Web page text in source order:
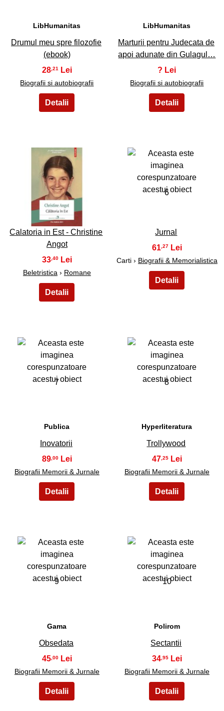
LibHumanitas
Drumul meu spre filozofie
(ebook)
28,21
Biografii si autobiografii
LibHumanitas
Marturii pentru Judecata de
apoi adunate din Gulagul…
?
Biografii si autobiografii
5
Calatoria in Est - Christine
Angot
33,40
Beletristica › Romane
6
Jurnal
61,27
Carti › Biografii & Memorialistica
7
Publica
Inovatorii
89,00
Biografii Memorii & Jurnale
8
Hyperliteratura
Trollywood
47,25
Biografii Memorii & Jurnale
9
Gama
Obsedata
45,00
Biografii Memorii & Jurnale
10
Polirom
Sectantii
34 ,95
Biografii Memorii & Jurnale